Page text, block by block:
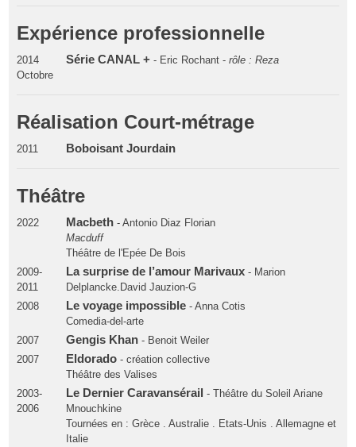
Expérience professionnelle
2014
Octobre
Série CANAL +- Eric Rochant - rôle : Reza
Réalisation Court-métrage
2011 Boboisant Jourdain
Théâtre
2022 Macbeth- Antonio Diaz Florian
Macduff
Théâtre de l'Epée De Bois
2009-
2011
La surprise de l’amour Marivaux- Marion
Delplancke.David Jauzion-G
2008
Le voyage impossible - Anna Cotis
Comedia-del-arte
2007
Gengis Khan - Benoit Weiler
2007
Eldorado- création collective
Théâtre des Valises
2003-
2006
Le Dernier Caravansérail - Théâtre du Soleil Ariane
Mnouchkine
Tournées en : Grèce . Australie . Etats-Unis . Allemagne et
Italie